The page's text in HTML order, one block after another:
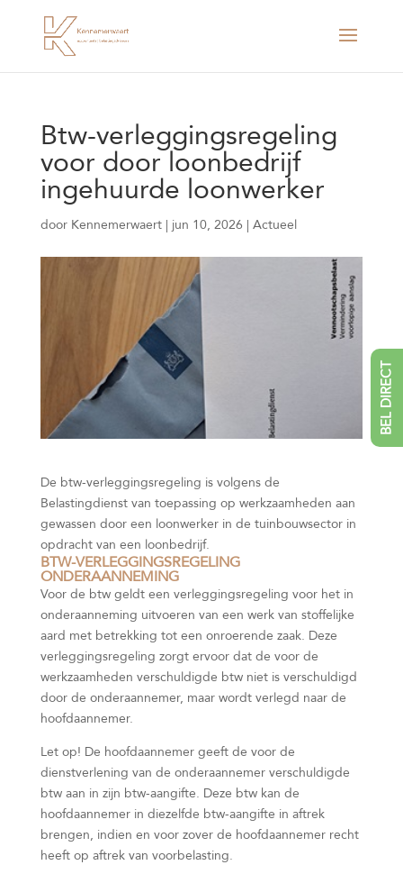
Btw-verleggingsregeling
voor door loonbedrijf
ingehuurde loonwerker
door Kennemerwaert| jun 10, 2026 | Actueel
De btw-verleggingsregeling is volgens de
Belastingdienst van toepassing op werkzaamheden aan
gewassen door een loonwerker in de tuinbouwsector in
opdracht van een loonbedrijf.
BTW-VERLEGGINGSREGELING
ONDERAANNEMING
Voor de btw geldt een verleggingsregeling voor het in
onderaanneming uitvoeren van een werk van stoffelijke
aard met betrekking tot een onroerende zaak. Deze
verleggingsregeling zorgt ervoor dat de voor de
werkzaamheden verschuldigde btw niet is verschuldigd
door de onderaannemer, maar wordt verlegd naar de
hoofdaannemer.
Let op! De hoofdaannemer geeft de voor de
dienstverlening van de onderaannemer verschuldigde
btw aan in zijn btw-aangifte. Deze btw kan de
hoofdaannemer in diezelfde btw-aangifte in aftrek
brengen, indien en voor zover de hoofdaannemer recht
heeft op aftrek van voorbelasting.
BEL DIRECT